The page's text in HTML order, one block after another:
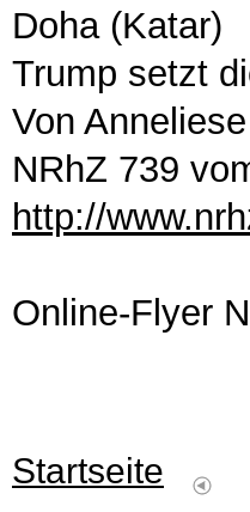
Doha (Katar)
Trump setzt
Von
NRhZ 739
http://
Online-Flyer
Startseite